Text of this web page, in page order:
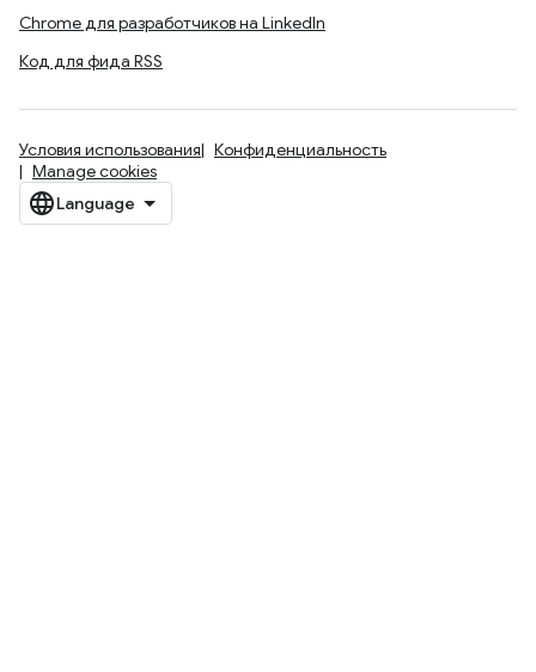
Chrome для разработчиков на LinkedIn
Код для фида RSS
Условия использования
Конфиденциальность
Manage cookies